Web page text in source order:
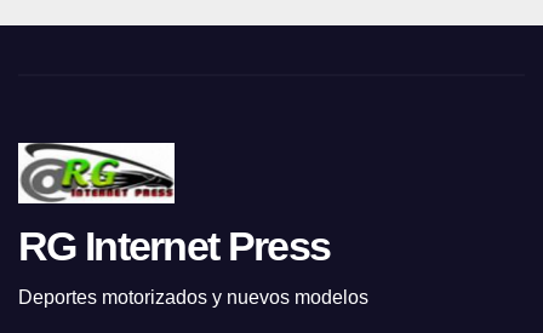
RG Internet Press
Deportes motorizados y nuevos modelos